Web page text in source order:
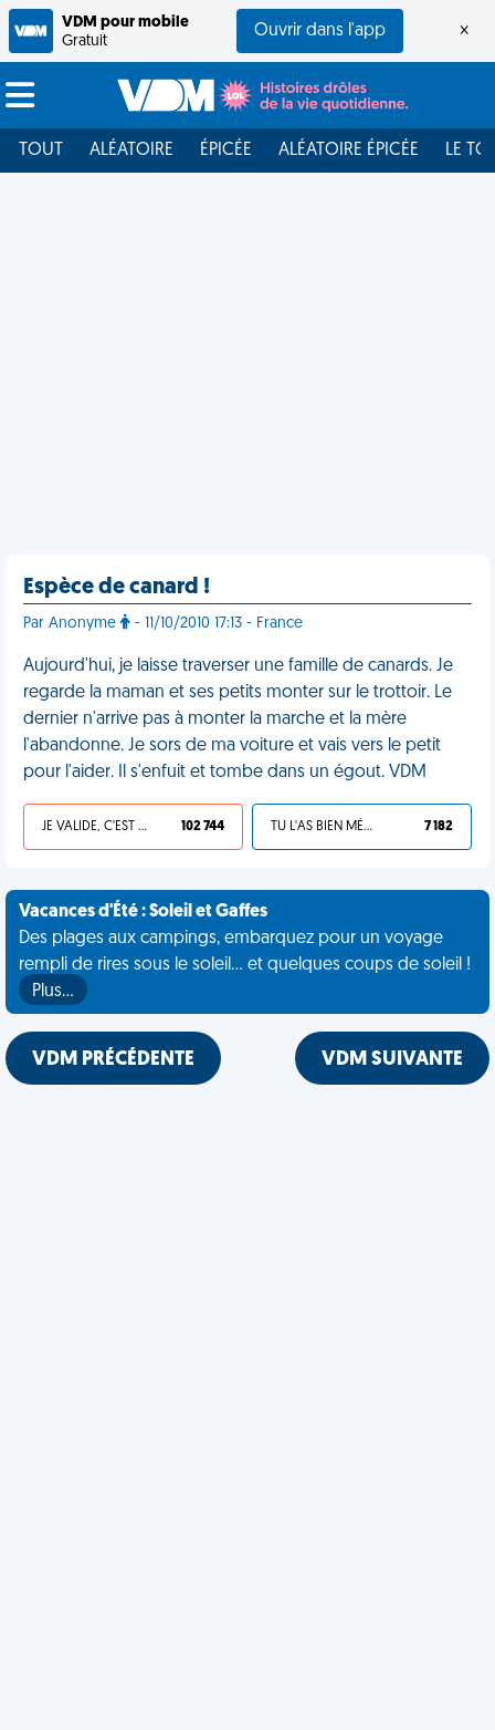
VDM pour mobile
Gratuit
Ouvrir dans l'app ×
TOUT ALÉATOIRE ÉPICÉE ALÉATOIRE ÉPICÉE LE
Espèce de canard !
Par Anonyme - 11/10/2010 17:13 - France
Aujourd'hui, je laisse traverser une famille de canards. Je
regarde la maman et ses petits monter sur le trottoir. Le
dernier n'arrive pas à monter la marche et la mère
l'abandonne. Je sors de ma voiture et vais vers le petit
pour l'aider. Il s'enfuit et tombe dans un égout. VDM
JE VALIDE, C'EST UNE VDM 102 744 TU L'AS BIEN MÉRITÉ 7 182
Vacances d'Été : Soleil et Gaffes
Des plages aux campings, embarquez pour un voyage
rempli de rires sous le soleil... et quelques coups de soleil !
Plus…
VDM PRÉCÉDENTE VDM SUIVANTE